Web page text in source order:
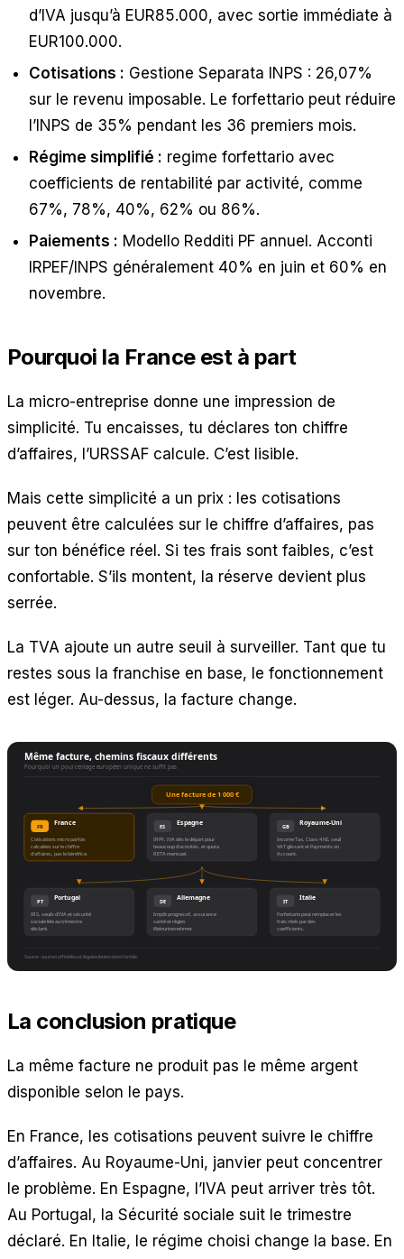
d’IVA jusqu’à EUR85.000, avec sortie immédiate à
EUR100.000.
Cotisations : Gestione Separata INPS : 26,07%
sur le revenu imposable. Le forfettario peut réduire
l’INPS de 35% pendant les 36 premiers mois.
Régime simplifié : regime forfettario avec
coefficients de rentabilité par activité, comme
67%, 78%, 40%, 62% ou 86%.
Paiements : Modello Redditi PF annuel. Acconti
IRPEF/INPS généralement 40% en juin et 60% en
novembre.
Pourquoi la France est à part
La micro-entreprise donne une impression de
simplicité. Tu encaisses, tu déclares ton chiffre
d’affaires, l’URSSAF calcule. C’est lisible.
Mais cette simplicité a un prix : les cotisations
peuvent être calculées sur le chiffre d’affaires, pas
sur ton bénéfice réel. Si tes frais sont faibles, c’est
confortable. S’ils montent, la réserve devient plus
serrée.
La TVA ajoute un autre seuil à surveiller. Tant que tu
restes sous la franchise en base, le fonctionnement
est léger. Au-dessus, la facture change.
La conclusion pratique
La même facture ne produit pas le même argent
disponible selon le pays.
En France, les cotisations peuvent suivre le chiffre
d’affaires. Au Royaume-Uni, janvier peut concentrer
le problème. En Espagne, l’IVA peut arriver très tôt.
Au Portugal, la Sécurité sociale suit le trimestre
déclaré. En Italie, le régime choisi change la base. En